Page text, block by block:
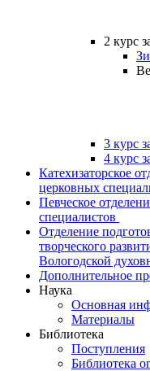
2 курс
3 курс
4 курс
Катехизаторское
церковных
Певческое
специалистов
Отделение
творческого
Вологодской
Дополнительное
Наука
Основная
Материалы
Библиотека
Поступления
Библиотека